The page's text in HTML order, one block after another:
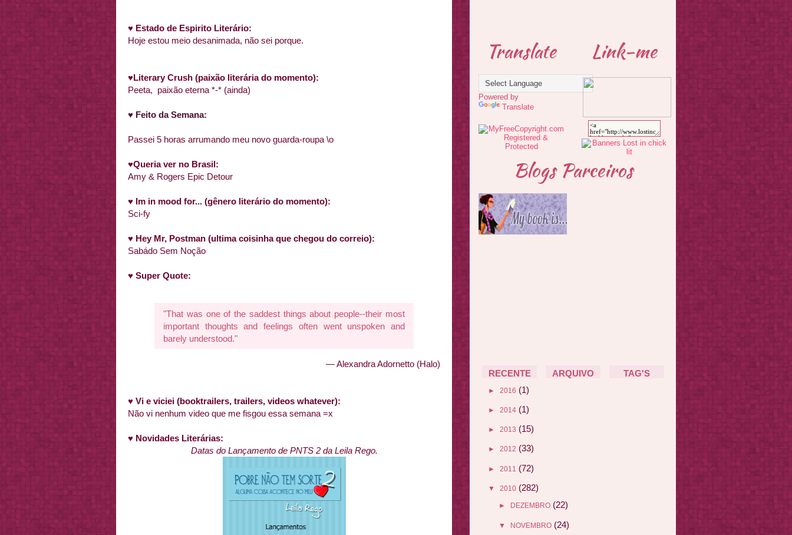
♥ Estado de Espirito Literário:
Hoje estou meio desanimada, não sei porque.
♥Literary Crush (paixão literária do momento):
Peeta, paixão eterna *-* (ainda)
♥ Feito da Semana:
Passei 5 horas arrumando meu novo guarda-roupa \o
♥Queria ver no Brasil:
Amy & Rogers Epic Detour
♥ Im in mood for... (gênero literário do momento):
Sci-fy
♥ Hey Mr, Postman (ultima coisinha que chegou do correio):
Sabádo Sem Noção
♥ Super Quote:
"That was one of the saddest things about people--their most
important thoughts and feelings often went unspoken and
barely understood."
— Alexandra Adornetto (Halo)
♥ Vi e viciei (booktrailers, trailers, videos whatever):
Não vi nenhum video que me fisgou essa semana =x
♥ Novidades Literárias:
Datas do Lançamento de PNTS 2 da Leila Rego.
Translate
Powered by
Translate
Link-me
Blogs Parceiros
RECENTE ARQUIVO TAG'S
► 2016 (1)
► 2014 (1)
► 2013 (15)
► 2012 (33)
► 2011 (72)
▼ 2010 (282)
► DEZEMBRO (22)
▼ NOVEMBRO (24)